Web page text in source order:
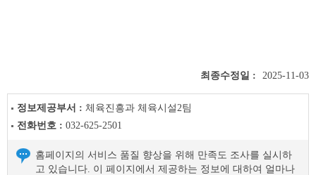
최종수정일 : 2025-11-03
정보제공부서 : 체육진흥과 체육시설2팀
전화번호 : 032-625-2501
홈페이지의 서비스 품질 향상을 위해 만족도 조사를 실시하
고 있습니다. 이 페이지에서 제공하는 정보에 대하여 얼마나